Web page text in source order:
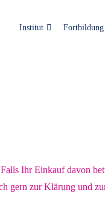
Institut Fortbildung
Ihr Einkauf davon
gern zur Klärung und